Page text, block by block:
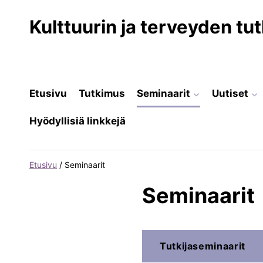
sisältöönKulttuurin ja terveyden
Etusivu Tutkimus Seminaarit Uutiset
Hyödyllisiä linkkejä
Etusivu / Seminaarit
Seminaarit
Tutkijaseminaarit